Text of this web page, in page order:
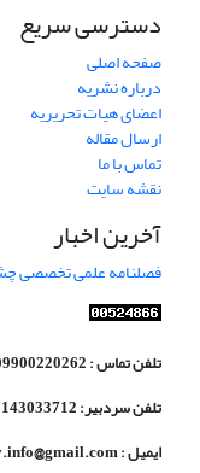
دسترسی سریع
صفحه اصلی
درباره نشریه
اعضای هیات تحریریه
ارسال مقاله
تماس با ما
نقشه سایت
آخرین اخبار
فصلنامه علمی تخصصی
تلفن تماس : 09900220262
تلفن سردبیر: 09143033712
ایمیل : jamv.info@gmail.com